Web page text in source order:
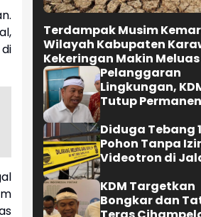
Terdampak Musim
Wilayah Kabupaten
Kekeringan Makin Meluas
Pelanggaran
Lingkungan,
Tutup
di Cipatat
Diduga Tebang
Pohon Tanpa
Videotron di
Bandung Disegel
KDM Targetkan
Bongkar dan